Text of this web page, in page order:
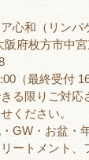
心和（リンパ
阪府枚方市中
（最終受付
る限りご対応
ください。
GW・お盆・
ートメント、